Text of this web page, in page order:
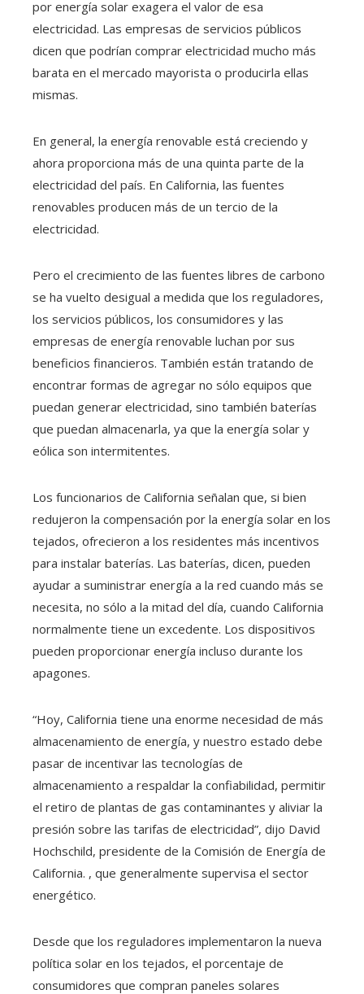
por energía solar exagera el valor de esa
electricidad. Las empresas de servicios públicos
dicen que podrían comprar electricidad mucho más
barata en el mercado mayorista o producirla ellas
mismas.
En general, la energía renovable está creciendo y
ahora proporciona más de una quinta parte de la
electricidad del país. En California, las fuentes
renovables producen más de un tercio de la
electricidad.
Pero el crecimiento de las fuentes libres de carbono
se ha vuelto desigual a medida que los reguladores,
los servicios públicos, los consumidores y las
empresas de energía renovable luchan por sus
beneficios financieros. También están tratando de
encontrar formas de agregar no sólo equipos que
puedan generar electricidad, sino también baterías
que puedan almacenarla, ya que la energía solar y
eólica son intermitentes.
Los funcionarios de California señalan que, si bien
redujeron la compensación por la energía solar en los
tejados, ofrecieron a los residentes más incentivos
para instalar baterías. Las baterías, dicen, pueden
ayudar a suministrar energía a la red cuando más se
necesita, no sólo a la mitad del día, cuando California
normalmente tiene un excedente. Los dispositivos
pueden proporcionar energía incluso durante los
apagones.
“Hoy, California tiene una enorme necesidad de más
almacenamiento de energía, y nuestro estado debe
pasar de incentivar las tecnologías de
almacenamiento a respaldar la confiabilidad, permitir
el retiro de plantas de gas contaminantes y aliviar la
presión sobre las tarifas de electricidad”, dijo David
Hochschild, presidente de la Comisión de Energía de
California. , que generalmente supervisa el sector
energético.
Desde que los reguladores implementaron la nueva
política solar en los tejados, el porcentaje de
consumidores que compran paneles solares